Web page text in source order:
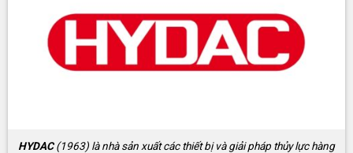
HYDAC(1963) là nhà sản xuất các thiết bị và giải pháp thủy lực hàng